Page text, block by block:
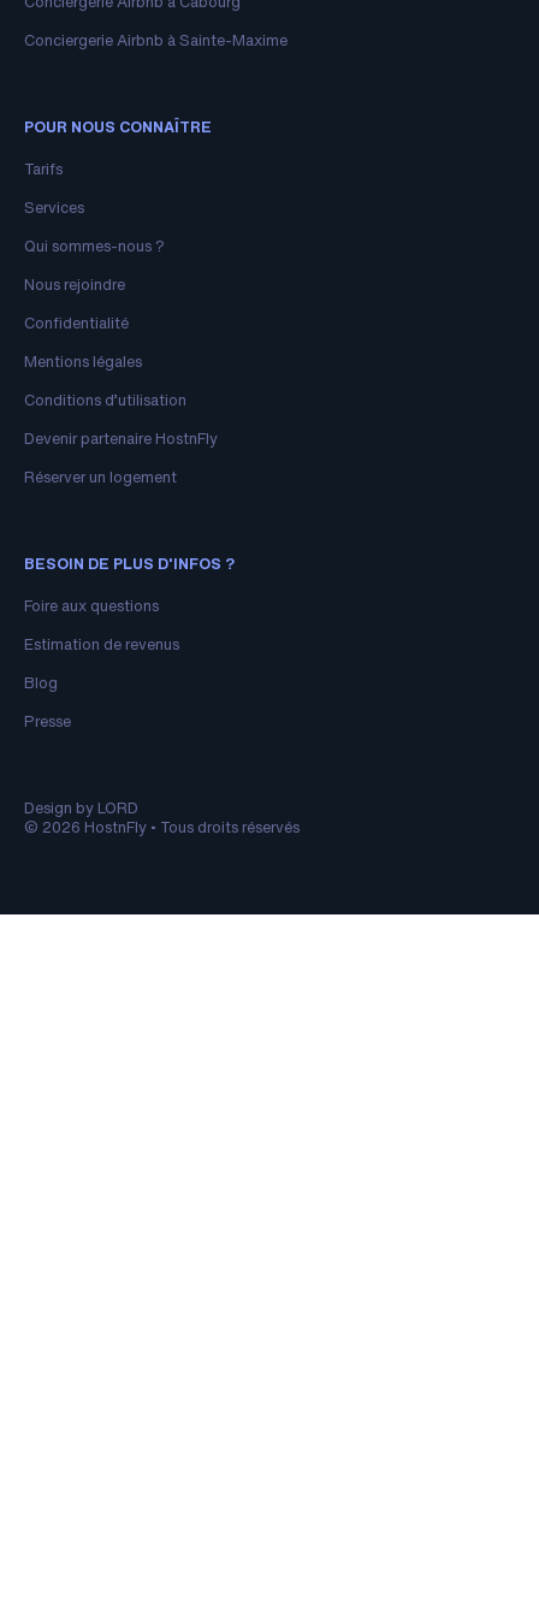
Conciergerie Airbnb à Sainte-Maxime
POUR NOUS CONNAÎTRE
Tarifs
Services
Qui sommes-nous ?
Nous rejoindre
Confidentialité
Mentions légales
Conditions d’utilisation
Devenir partenaire HostnFly
Réserver un logement
BESOIN DE PLUS D'INFOS ?
Foire aux questions
Estimation de revenus
Blog
Presse
Design by LORD
© 2026 HostnFly • Tous droits réservés